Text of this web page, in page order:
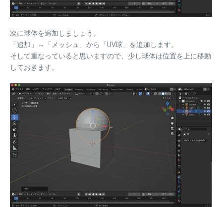
次に球体を追加しましょう。
「追加」→「メッシュ」から「UV球」を追加します。
そして重なっていると思いますので、少し球体は位置を上に移動
しておきます。